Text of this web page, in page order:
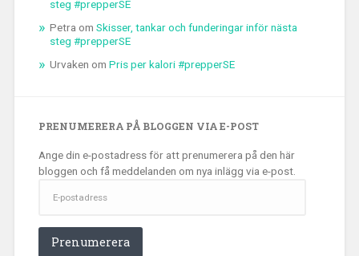
steg #prepperSE
Petra om Skisser, tankar och funderingar inför nästa
steg #prepperSE
Urvaken om Pris per kalori #prepperSE
PRENUMERERA PÅ BLOGGEN VIA E-POST
Ange din e-postadress för att prenumerera på den här
bloggen och få meddelanden om nya inlägg via e-post.
postadress
Prenumerera